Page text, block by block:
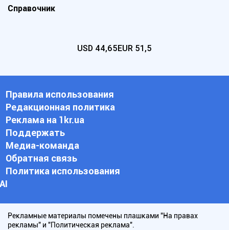
Справочник
USD 44,65EUR 51,5
Правила использования
Редакционная политика
Реклама на 1kr.ua
Поддержать
Медиа-команда
Обратная связь
Политика использования
АI
Рекламные материалы помечены плашками "На правах
рекламы" и "Политическая реклама".